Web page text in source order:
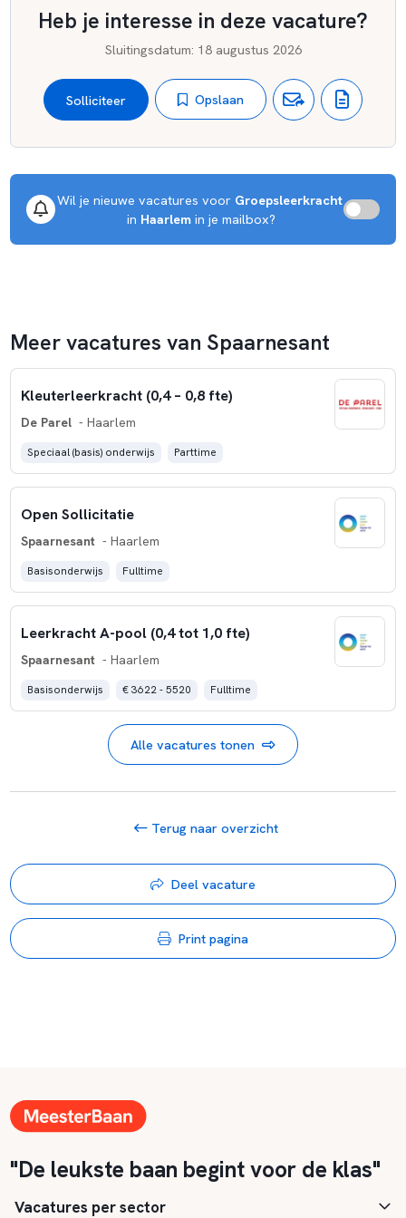
Heb je interesse in deze vacature?
Sluitingsdatum: 18 augustus 2026
Solliciteer Opslaan
Wil je nieuwe vacatures voor Groepsleerkracht
in Haarlem in je mailbox?
Meer vacatures van Spaarnesant
Kleuterleerkracht (0,4 – 0,8 fte)
De Parel - Haarlem
Speciaal (basis) onderwijs Parttime
Open Sollicitatie
Spaarnesant - Haarlem
Basisonderwijs Fulltime
Leerkracht A-pool (0,4 tot 1,0 fte)
Spaarnesant - Haarlem
Basisonderwijs € 3622 - 5520 Fulltime
Alle vacatures tonen
Terug naar overzicht
Deel vacature
Print pagina
"De leukste baan begint voor de klas"
Vacatures per sector